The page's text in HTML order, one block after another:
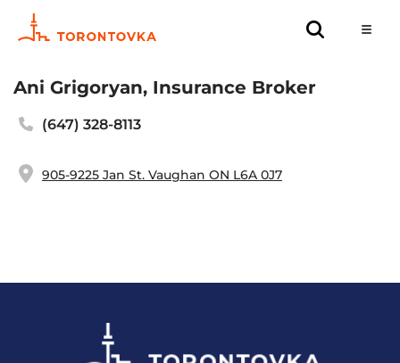
Ani Grigoryan, Insurance Broker
(647) 328-8113
905-9225 Jan St. Vaughan ON L6A 0J7